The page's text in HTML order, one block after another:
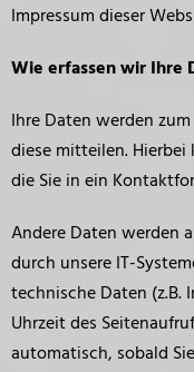
Impressum dieser
Wie erfassen wir Ihre
Ihre Daten werden
diese mitteilen. Hierbei
die Sie in ein
Andere Daten werden
durch unsere IT-
technische Daten (z.B.
Uhrzeit des
automatisch, sobald